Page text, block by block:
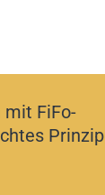
mit FiFo-
Prinzip